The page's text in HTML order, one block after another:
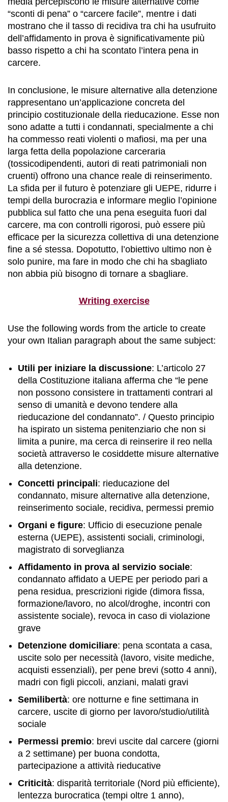
“sconti di pena” o “carcere facile”, mentre i dati
mostrano che il tasso di recidiva tra chi ha usufruito
dell’affidamento in prova è significativamente più
basso rispetto a chi ha scontato l’intera pena in
carcere.
In conclusione, le misure alternative alla detenzione
rappresentano un’applicazione concreta del
principio costituzionale della rieducazione. Esse non
sono adatte a tutti i condannati, specialmente a chi
ha commesso reati violenti o mafiosi, ma per una
larga fetta della popolazione carceraria
(tossicodipendenti, autori di reati patrimoniali non
cruenti) offrono una chance reale di reinserimento.
La sfida per il futuro è potenziare gli UEPE, ridurre i
tempi della burocrazia e informare meglio l’opinione
pubblica sul fatto che una pena eseguita fuori dal
carcere, ma con controlli rigorosi, può essere più
efficace per la sicurezza collettiva di una detenzione
fine a sé stessa. Dopotutto, l’obiettivo ultimo non è
solo punire, ma fare in modo che chi ha sbagliato
non abbia più bisogno di tornare a sbagliare.
Writing exercise
Use the following words from the article to create
your own Italian paragraph about the same subject:
Utili per iniziare la discussione: L’articolo 27
della Costituzione italiana afferma che “le pene
non possono consistere in trattamenti contrari al
senso di umanità e devono tendere alla
rieducazione del condannato”. / Questo principio
ha ispirato un sistema penitenziario che non si
limita a punire, ma cerca di reinserire il reo nella
società attraverso le cosiddette misure alternative
alla detenzione.
Concetti principali: rieducazione del
condannato, misure alternative alla detenzione,
reinserimento sociale, recidiva, permessi premio
Organi e figure: Ufficio di esecuzione penale
esterna (UEPE), assistenti sociali, criminologi,
magistrato di sorveglianza
Affidamento in prova al servizio sociale:
condannato affidato a UEPE per periodo pari a
pena residua, prescrizioni rigide (dimora fissa,
formazione/lavoro, no alcol/droghe, incontri con
assistente sociale), revoca in caso di violazione
grave
Detenzione domiciliare: pena scontata a casa,
uscite solo per necessità (lavoro, visite mediche,
acquisti essenziali), per pene brevi (sotto 4 anni),
madri con figli piccoli, anziani, malati gravi
Semilibertà: ore notturne e fine settimana in
carcere, uscite di giorno per lavoro/studio/utilità
sociale
Permessi premio: brevi uscite dal carcere (giorni
a 2 settimane) per buona condotta,
partecipazione a attività rieducative
Criticità: disparità territoriale (Nord più efficiente),
lentezza burocratica (tempi oltre 1 anno),